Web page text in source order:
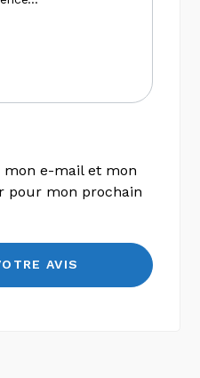
e-mail et mon
pour mon prochain